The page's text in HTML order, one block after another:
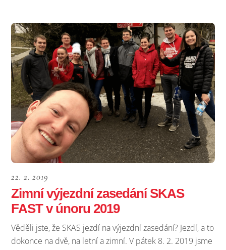
22. 2. 2019
Zimní výjezdní zasedání SKAS
FAST v únoru 2019
Věděli jste, že SKAS jezdí na výjezdní zasedání? Jezdí, a to
dokonce na dvě, na letní a zimní. V pátek 8. 2. 2019 jsme